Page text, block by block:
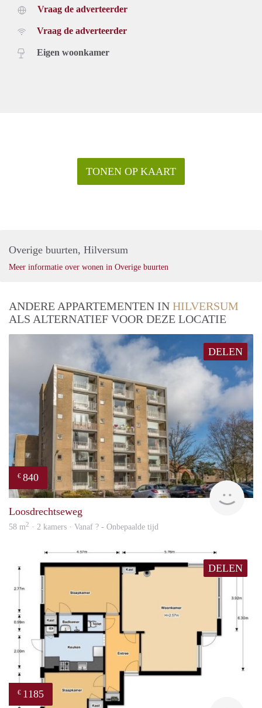
Vraag de adverteerder
Vraag de adverteerder
Eigen woonkamer
TONEN OP KAART
Overige buurten, Hilversum
Meer informatie over wonen in Overige buurten
ANDERE APPARTEMENTEN IN HILVERSUM
ALS ALTERNATIEF VOOR DEZE LOCATIE
DELEN
€ 840
Loosdrechtseweg
58 m2 · 2 kamers · Vanaf ? - Onbepaalde tijd
DELEN
€ 1185